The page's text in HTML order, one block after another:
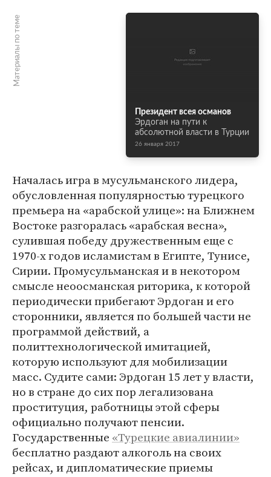
Материалы по теме
Президент всея османов
Эрдоган на пути к
абсолютной власти в Турции
26 января 2017
Началась игра в мусульманского лидера,
обусловленная популярностью турецкого
премьера на «арабской улице»: на Ближнем
Востоке разгоралась «арабская весна»,
сулившая победу дружественным еще с
1970-х годов исламистам в Египте, Тунисе,
Сирии. Промусульманская и в некотором
смысле неоосманская риторика, к которой
периодически прибегают Эрдоган и его
сторонники, является по большей части не
программой действий, а
политтехнологической имитацией,
которую используют для мобилизации
масс. Судите сами: Эрдоган 15 лет у власти,
но в стране до сих пор легализована
проституция, работницы этой сферы
официально получают пенсии.
Государственные «Турецкие авиалинии»
бесплатно раздают алкоголь на своих
рейсах, и дипломатические приемы